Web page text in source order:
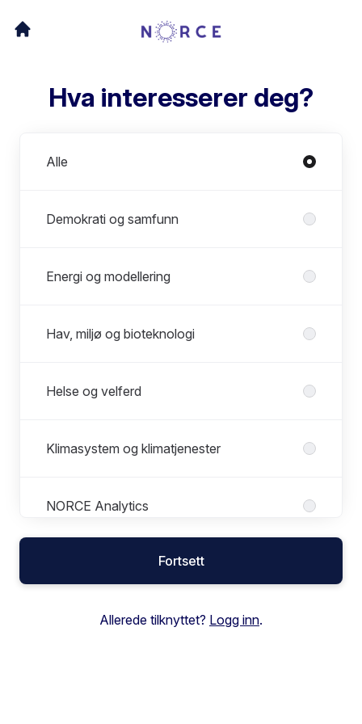
Hva interesserer deg?
Alle
Demokrati og samfunn
Energi og modellering
Hav, miljø og bioteknologi
Helse og velferd
Klimasystem og klimatjenester
NORCE Analytics
Ressurssenter for forskning og
innovasjon
Fortsett
Allerede tilknyttet? Logg inn.